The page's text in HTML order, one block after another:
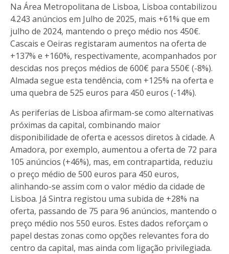
Na Área Metropolitana de Lisboa, Lisboa contabilizou
4.243 anúncios em Julho de 2025, mais +61% que em
julho de 2024, mantendo o preço médio nos 450€.
Cascais e Oeiras registaram aumentos na oferta de
+137% e +160%, respectivamente, acompanhados por
descidas nos preços médios de 600€ para 550€ (-8%).
Almada segue esta tendência, com +125% na oferta e
uma quebra de 525 euros para 450 euros (-14%).
As periferias de Lisboa afirmam-se como alternativas
próximas da capital, combinando maior
disponibilidade de oferta e acessos diretos à cidade. A
Amadora, por exemplo, aumentou a oferta de 72 para
105 anúncios (+46%), mas, em contrapartida, reduziu
o preço médio de 500 euros para 450 euros,
alinhando-se assim com o valor médio da cidade de
Lisboa. Já Sintra registou uma subida de +28% na
oferta, passando de 75 para 96 anúncios, mantendo o
preço médio nos 550 euros. Estes dados reforçam o
papel destas zonas como opções relevantes fora do
centro da capital, mas ainda com ligação privilegiada.